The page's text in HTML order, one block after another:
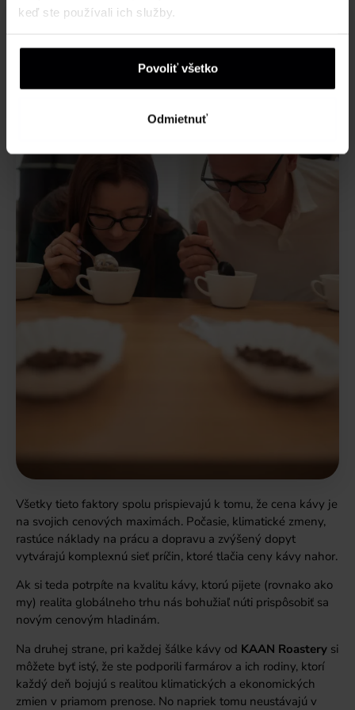
keď ste používali ich služby.
Povoliť všetko
Odmietnuť
Všetky tieto faktory spolu prispievajú k tomu, že cena kávy je
na svojich cenových maximách. Počasie, klimatické zmeny,
rastúce náklady na prácu a dopravu a zvýšený dopyt
vytvárajú komplexnú sieť príčin, ktoré tlačia ceny kávy nahor.
Ak si teda potrpíte na kvalitu kávy, ktorú pijete (rovnako ako
my) realita globálneho trhu nás bohužiaľ núti prispôsobiť sa
novým cenovým hladinám.
Na druhej strane, pri každej šálke kávy od KAAN Roastery si
môžete byť istý, že ste podporili farmárov a ich rodiny, ktorí
každý deň bojujú s realitou klimatických a ekonomických
zmien v priamom prenose. No napriek tomu neustávajú v